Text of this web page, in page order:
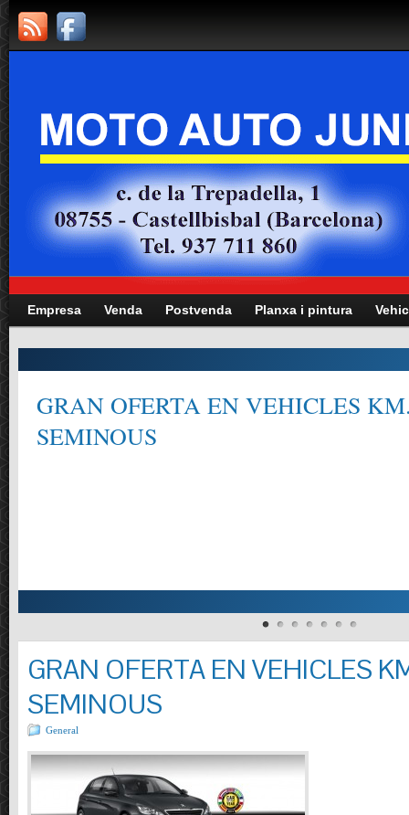
Empresa Venda Postvenda Planxa i pintura
GRAN OFERTA EN VEHICLES
SEMINOUS
GRAN OFERTA EN VEHICLES
SEMINOUS
General